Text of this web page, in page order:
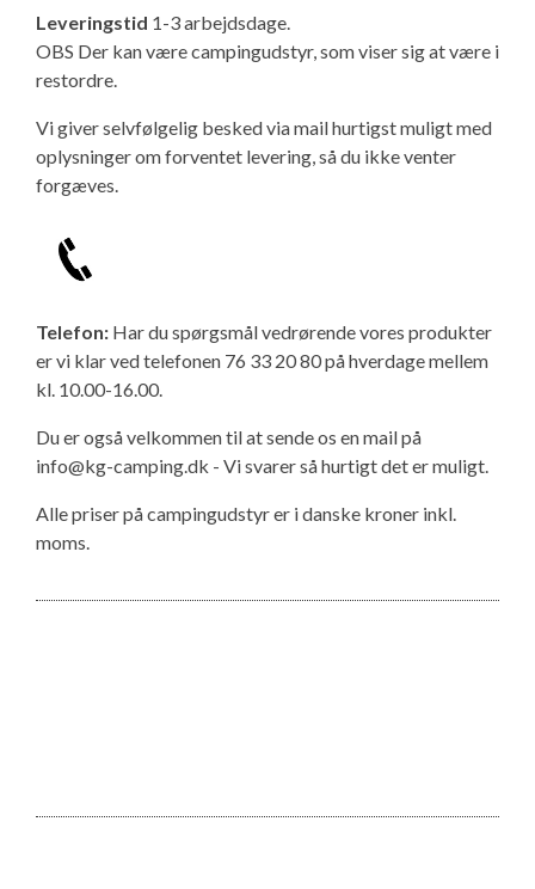
Leveringstid 1-3 arbejdsdage.
OBS Der kan være campingudstyr, som viser sig at være i
restordre.
Vi giver selvfølgelig besked via mail hurtigst muligt med
oplysninger om forventet levering, så du ikke venter
forgæves.
Telefon: Har du spørgsmål vedrørende vores produkter
er vi klar ved telefonen 76 33 20 80 på hverdage mellem
kl. 10.00-16.00.
Du er også velkommen til at sende os en mail på
info@kg-camping.dk - Vi svarer så hurtigt det er muligt.
Alle priser på campingudstyr er i danske kroner inkl.
moms.